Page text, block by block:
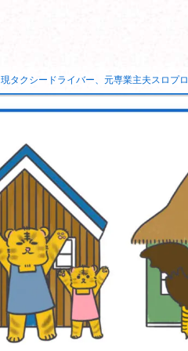
現タクシードライバー、元専業主夫スロプロ